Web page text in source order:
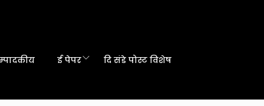
ई पेपर दि संडे पोस्ट विशेष